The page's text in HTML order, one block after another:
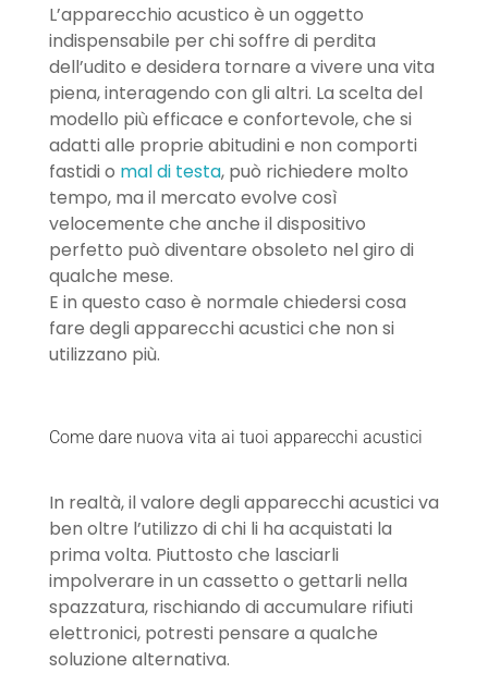
L’apparecchio acustico è un oggetto
indispensabile per chi soffre di perdita
dell’udito e desidera tornare a vivere una vita
piena, interagendo con gli altri. La scelta del
modello più efficace e confortevole, che si
adatti alle proprie abitudini e non comporti
fastidi o mal di testa, può richiedere molto
tempo, ma il mercato evolve così
velocemente che anche il dispositivo
perfetto può diventare obsoleto nel giro di
qualche mese.
E in questo caso è normale chiedersi cosa
fare degli apparecchi acustici che non si
utilizzano più.
Come dare nuova vita ai tuoi apparecchi acustici
In realtà, il valore degli apparecchi acustici va
ben oltre l’utilizzo di chi li ha acquistati la
prima volta. Piuttosto che lasciarli
impolverare in un cassetto o gettarli nella
spazzatura, rischiando di accumulare rifiuti
elettronici, potresti pensare a qualche
soluzione alternativa.